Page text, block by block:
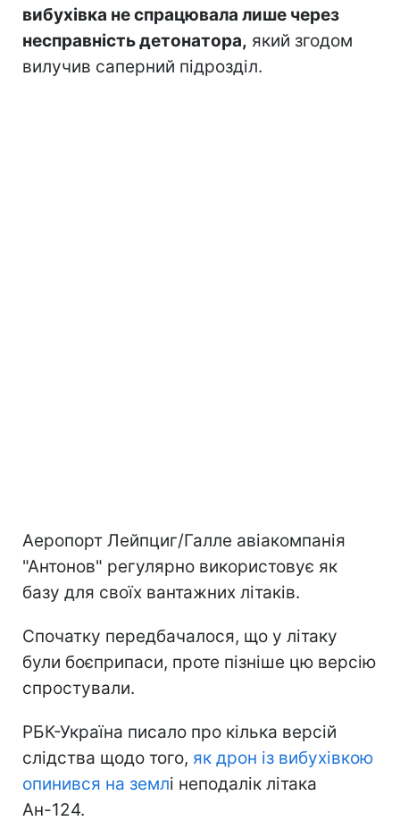
вибухівка не спрацювала лише через
несправність детонатора, який згодом
вилучив саперний підрозділ.
Аеропорт Лейпциг/Галле авіакомпанія
"Антонов" регулярно використовує як
базу для своїх вантажних літаків.
Спочатку передбачалося, що у літаку
були боєприпаси, проте пізніше цю версію
спростували.
РБК-Україна писало про кілька версій
слідства щодо того, як дрон із вибухівкою
опинився на землі неподалік літака
Ан-124.